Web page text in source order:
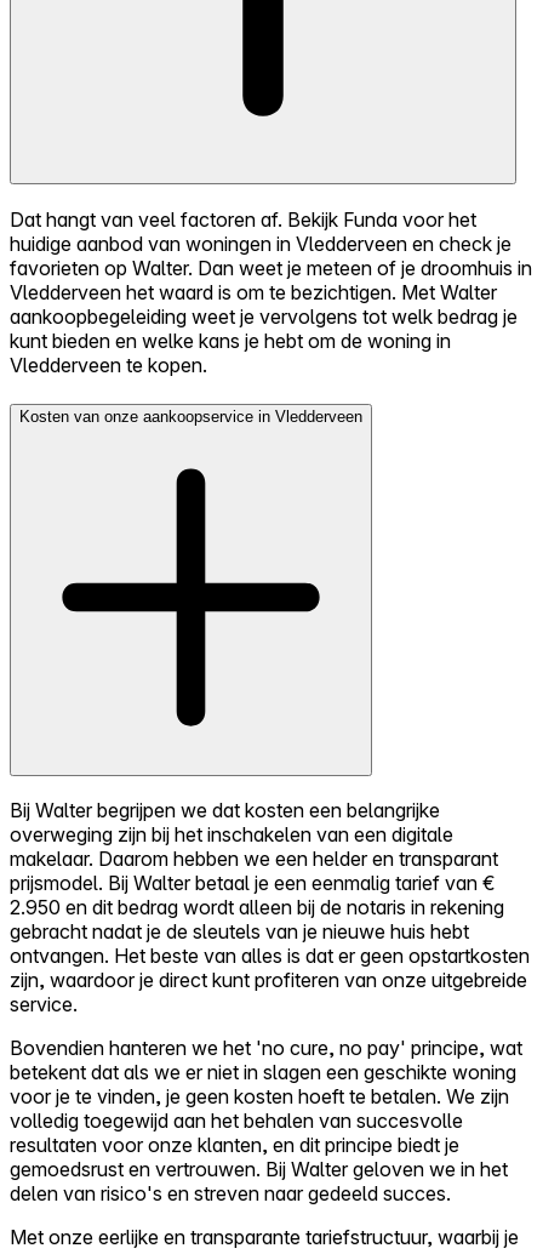
Dat hangt van veel factoren af. Bekijk Funda voor het
huidige aanbod van woningen in Vledderveen en check je
favorieten op Walter. Dan weet je meteen of je droomhuis in
Vledderveen het waard is om te bezichtigen. Met Walter
aankoopbegeleiding weet je vervolgens tot welk bedrag je
kunt bieden en welke kans je hebt om de woning in
Vledderveen te kopen.
Kosten van onze aankoopservice in Vledderveen
Bij Walter begrijpen we dat kosten een belangrijke
overweging zijn bij het inschakelen van een digitale
makelaar. Daarom hebben we een helder en transparant
prijsmodel. Bij Walter betaal je een eenmalig tarief van €
2.950 en dit bedrag wordt alleen bij de notaris in rekening
gebracht nadat je de sleutels van je nieuwe huis hebt
ontvangen. Het beste van alles is dat er geen opstartkosten
zijn, waardoor je direct kunt profiteren van onze uitgebreide
service.
Bovendien hanteren we het 'no cure, no pay' principe, wat
betekent dat als we er niet in slagen een geschikte woning
voor je te vinden, je geen kosten hoeft te betalen. We zijn
volledig toegewijd aan het behalen van succesvolle
resultaten voor onze klanten, en dit principe biedt je
gemoedsrust en vertrouwen. Bij Walter geloven we in het
delen van risico's en streven naar gedeeld succes.
Met onze eerlijke en transparante tariefstructuur, waarbij je